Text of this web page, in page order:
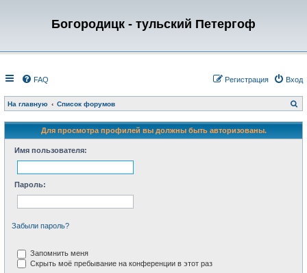
Богородицк - тульский Петергоф
FAQ Вход
Регистрация
На главную Список форумов
о
с
Для просмотра профилей вы должны быть авторизованы.
Имя пользователя:
Пароль:
Забыли пароль?
Запомнить меня
Скрыть моё пребывание на конференции в этот раз